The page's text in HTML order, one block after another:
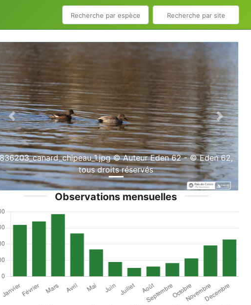
© Auteur Eden 62 - © Eden 62,
tous droits réservés
Previous Next
Observations mensuelles